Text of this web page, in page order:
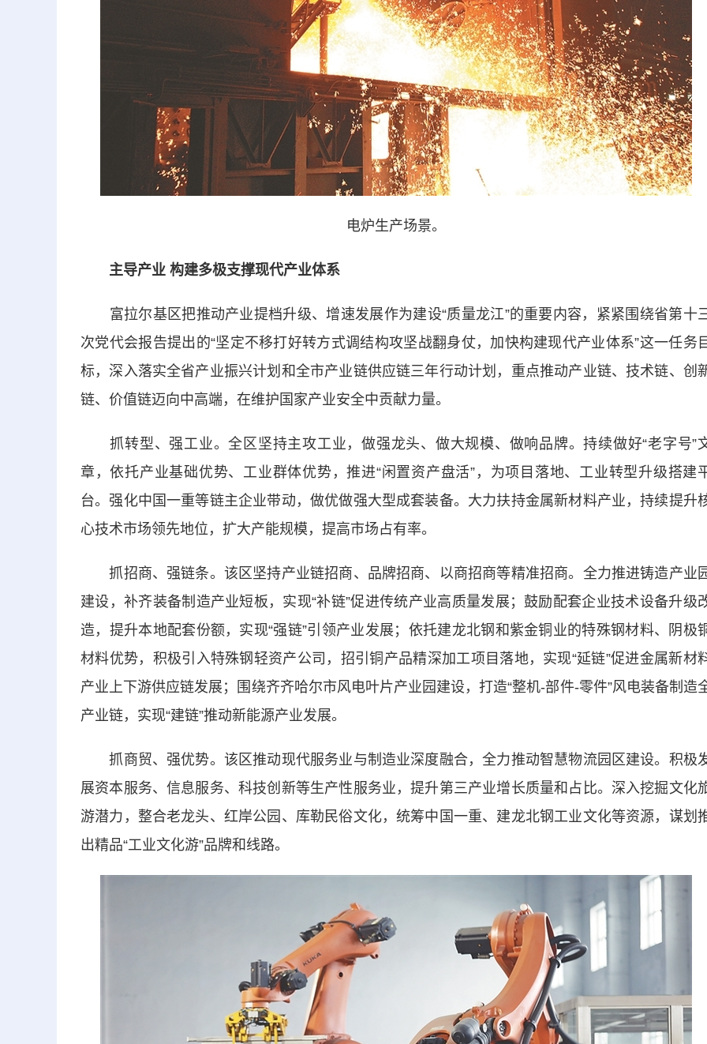
电炉生产场景。
主导产业 构建多极支撑现代产业体系
富拉尔基区把推动产业提档升级、增速发展作为建设“质量龙江”的重要内容，紧紧围绕省第十
次党代会报告提出的“坚定不移打好转方式调结构攻坚战翻身仗，加快构建现代产业体系”这一任务
标，深入落实全省产业振兴计划和全市产业链供应链三年行动计划，重点推动产业链、技术链、创
链、价值链迈向中高端，在维护国家产业安全中贡献力量。
抓转型、强工业。全区坚持主攻工业，做强龙头、做大规模、做响品牌。持续做好“老字号”
章，依托产业基础优势、工业群体优势，推进“闲置资产盘活”，为项目落地、工业转型升级搭建
台。强化中国一重等链主企业带动，做优做强大型成套装备。大力扶持金属新材料产业，持续提升
心技术市场领先地位，扩大产能规模，提高市场占有率。
抓招商、强链条。该区坚持产业链招商、品牌招商、以商招商等精准招商。全力推进铸造产业
建设，补齐装备制造产业短板，实现“补链”促进传统产业高质量发展；鼓励配套企业技术设备升级
造，提升本地配套份额，实现“强链”引领产业发展；依托建龙北钢和紫金铜业的特殊钢材料、阴极
材料优势，积极引入特殊钢轻资产公司，招引铜产品精深加工项目落地，实现“延链”促进金属新材
产业上下游供应链发展；围绕齐齐哈尔市风电叶片产业园建设，打造“整机-部件-零件”风电装备制造
产业链，实现“建链”推动新能源产业发展。
抓商贸、强优势。该区推动现代服务业与制造业深度融合，全力推动智慧物流园区建设。积极
展资本服务、信息服务、科技创新等生产性服务业，提升第三产业增长质量和占比。深入挖掘文化
游潜力，整合老龙头、红岸公园、库勒民俗文化，统筹中国一重、建龙北钢工业文化等资源，谋划
出精品“工业文化游”品牌和线路。